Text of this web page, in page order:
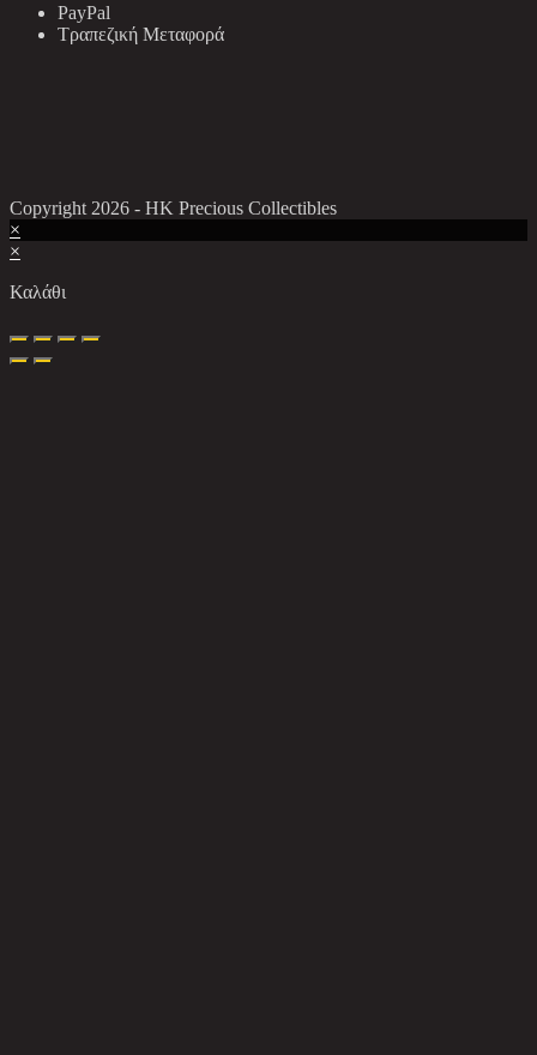
PayPal
Τραπεζική Μεταφορά
Copyright 2026 - HK Precious Collectibles
×
×
Καλάθι